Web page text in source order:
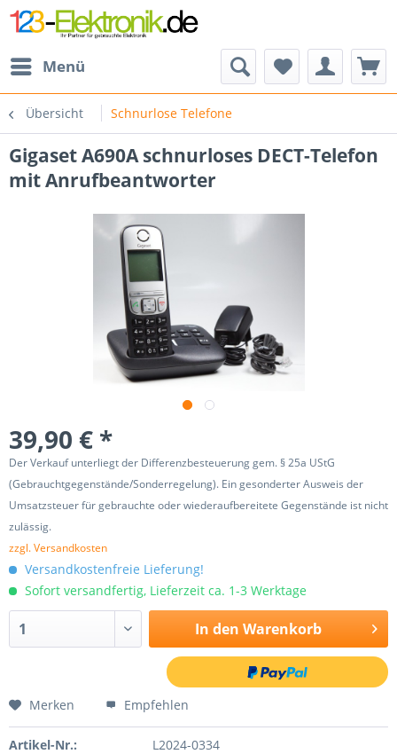
Menü
Übersicht Schnurlose Telefone
Gigaset A690A schnurloses DECT-Telefon
mit Anrufbeantworter
39,90 € *
Der Verkauf unterliegt der Differenzbesteuerung gem. § 25a UStG
(Gebrauchtgegenstände/Sonderregelung). Ein gesonderter Ausweis der
Umsatzsteuer für gebrauchte oder wiederaufbereitete Gegenstände ist nicht
zulässig.
zzgl. Versandkosten
Versandkostenfreie Lieferung!
Sofort versandfertig, Lieferzeit ca. 1-3 Werktage
In den Warenkorb
Merken Empfehlen
Artikel-Nr.: L2024-0334